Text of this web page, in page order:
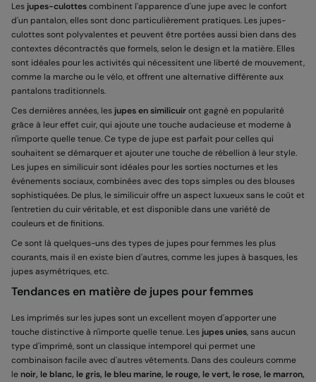
Les jupes-culottescombinent l'apparence d'une jupe avec le confort
d'un pantalon, elles sont donc particulièrement pratiques. Les jupes-
culottes sont polyvalentes et peuvent être portées aussi bien dans des
contextes décontractés que formels, selon le design et la matière. Elles
sont idéales pour les activités qui nécessitent une liberté de mouvement,
comme la marche ou le vélo, et offrent une alternative différente aux
pantalons traditionnels.
Ces dernières années, les jupes en similicuiront gagné en popularité
grâce à leur effet cuir, qui ajoute une touche audacieuse et moderne à
n'importe quelle tenue. Ce type de jupe est parfait pour celles qui
souhaitent se démarquer et ajouter une touche de rébellion à leur style.
Les jupes en similicuir sont idéales pour les sorties nocturnes et les
événements sociaux, combinées avec des tops simples ou des blouses
sophistiquées. De plus, le similicuir offre un aspect luxueux sans le coût et
l'entretien du cuir véritable, et est disponible dans une variété de
couleurs et de finitions.
Ce sont là quelques-uns des types de jupes pour femmes les plus
courants, mais il en existe bien d'autres, comme les jupes à basques, les
jupes asymétriques, etc.
Tendances en matière de jupes pour femmes
Les imprimés sur les jupes sont un excellent moyen d'apporter une
touche distinctive à n'importe quelle tenue. Les jupes unies, sans aucun
type d'imprimé, sont un classique intemporel qui permet une
combinaison facile avec d'autres vêtements. Dans des couleurs comme
lenoir, le blanc, le gris, le bleu marine, le rouge, le vert, le rose, le marron,